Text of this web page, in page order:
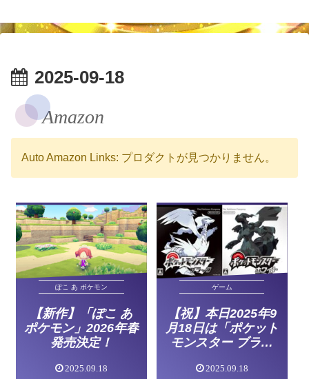
2025-09-18
Amazon
Auto Amazon Links: プロダクトが見つかりません。
ぽこ あ ポケモン
【新作】「ぽこ あ
ポケモン」2026年春
発売決定！
2025.09.18
ゲーム
【祝】本日2025年9
月18日は「ポケット
モンスター ブラッ
年！お祝いイラス
2025.09.18